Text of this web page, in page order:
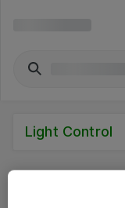
Light Control